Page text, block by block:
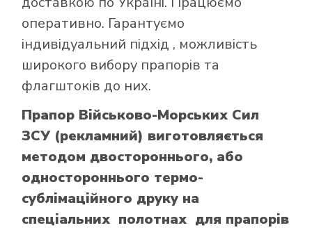
оперативно. Гарантуємо
індивідуальний підхід , можливість
широкого вибору прапорів та
флагштоків до них.
Прапор Військово-Морських Сил
ЗСУ (рекламний) виготовляється
методом двостороннього, або
одностороннього термо-
сублімаційного друку на
спеціальних полотнах для прапорів